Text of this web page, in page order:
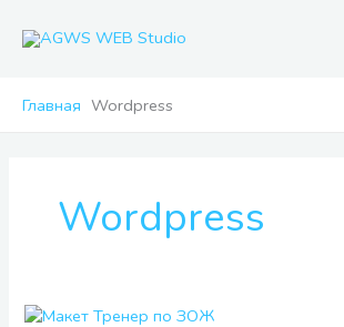
Главная Wordpress
Wordpress
Тренер